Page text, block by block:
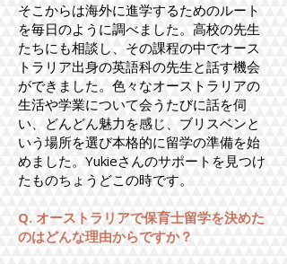
そこからは海外に進学するためのルート
を毎日のように調べました。高校の先生
たちにも相談し、その課程の中でオース
トラリア出身の英語科の先生と話す機会
ができました。色々なオーストラリアの
生活や学業について会うたびに話を伺
い、どんどん魅力を感じ、ブリスベンと
いう場所を選び本格的に留学の準備を始
めました。Yukieさんのサポートを見つけ
たものちょうどこの時です。
Q. オーストラリアで保育士留学を決めた
のはどんな理由からですか？